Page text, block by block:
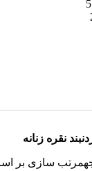
5
نقره زنانه
مرتب سازی بر